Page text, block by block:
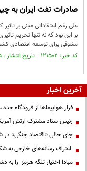
صادرات نفت ایران به چین 2.5 میلیون تن
علی رغم اعتقاداتی مبنی بر
بر این بود که نه تنها تحریم
مشوقی برای توسعه اقتصادی
کد خبر: ۱۲۱۵۰۲ تاریخ انتشار : ۱۳۹۱/۱۱/۰۵
آخرین اخبار
فرار هواپیماها از فرودگاه
رئیس ستاد مشترک ارتش
جای خالی «اقتصاد جنگی» در
اعتراف رسانه‌های خارجی
مبادا اختیار تنگه هرمز را به